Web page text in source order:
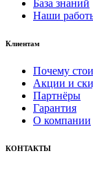
База знаний
Наши
Клиентам
Почему
Акции и
Партнёры
Гарантия
О компании
КОНТАКТЫ